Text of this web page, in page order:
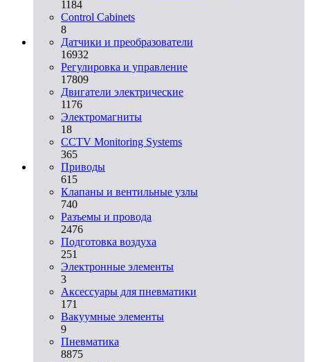
1184
Control Cabinets
8
Датчики и преобразователи
16932
Регулировка и управление
17809
Двигатели электрические
1176
Электромагниты
18
CCTV Monitoring Systems
365
Приводы
615
Клапаны и вентильные узлы
740
Разъемы и провода
2476
Подготовка воздуха
251
Электронные элементы
3
Аксессуары для пневматики
171
Вакуумные элементы
9
Пневматика
8875